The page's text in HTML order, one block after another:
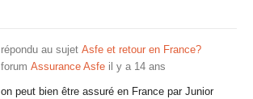
au sujet Asfe et retour en France?
Assurance Asfe il y a 14 ans
peut bien être assuré en France par Junior